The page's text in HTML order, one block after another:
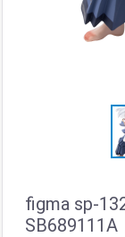
figma sp-
SB689111A